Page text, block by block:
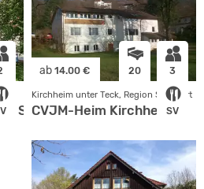
Soziale Berufe gGmbH
ab 14.00 € 20 3
SV
Kirchheim unter Teck, Region Stuttgart
CVJM-Heim Kirchheim